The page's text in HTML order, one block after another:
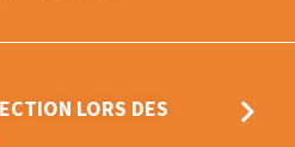
LORS DES